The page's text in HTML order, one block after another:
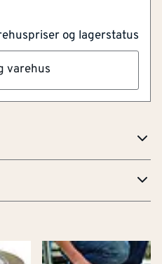
og lagerstatus
varehus